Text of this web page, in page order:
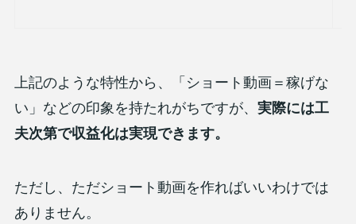
上記のような特性から、「ショート動画＝稼げな
い」などの印象を持たれがちですが、 実際には工
夫次第で収益化は実現できます。
ただし、ただショート動画を作ればいいわけでは
ありません。